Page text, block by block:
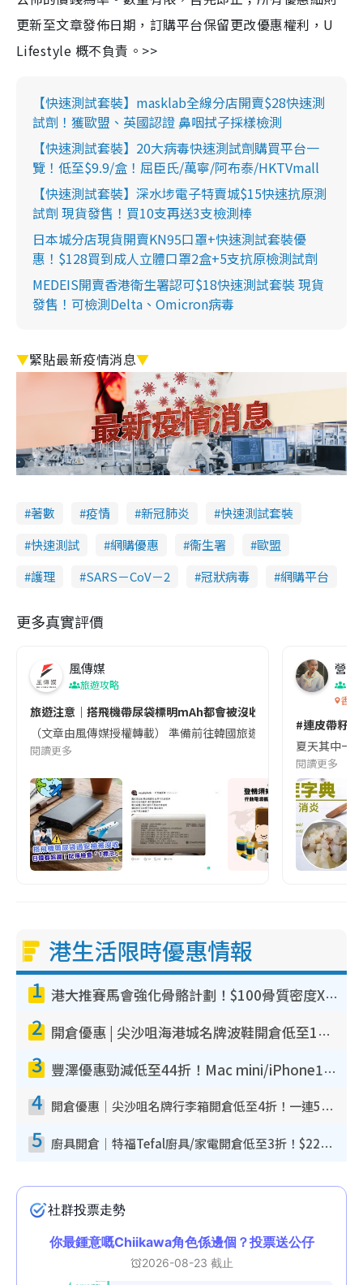
更新至文章發佈日期，訂購平台保留更改優惠權利，U
Lifestyle 概不負責。>>
【快速測試套裝】masklab全線分店開賣$28快速測
試劑！獲歐盟、英國認證 鼻咽拭子採樣檢測
【快速測試套裝】20大病毒快速測試劑購買平台一
覽！低至$9.9/盒！屈臣氏/萬寧/阿布泰/HKTVmall
【快速測試套裝】深水埗電子特賣城$15快速抗原測
試劑 現貨發售！買10支再送3支檢測棒
日本城分店現貨開賣KN95口罩+快速測試套裝優
惠！$128買到成人立體口罩2盒+5支抗原檢測試劑
MEDEIS開賣香港衛生署認可$18快速測試套裝 現貨
發售！可檢測Delta、Omicron病毒
▼緊貼最新疫情消息▼
著數 疫情 新冠肺炎
快速測試套裝
快速測試
網購優惠 衞生署
歐盟
護理
SARS－CoV－2 冠狀病毒 網購平台
更多真實評價
風傳媒
旅遊攻略
旅遊注意｜搭飛機帶尿袋標明mAh都會被沒收😱出發前切記檢查
（文章由風傳媒授權轉載） 準備前往韓國旅遊的民眾，近期要
閱讀更多
營養
香港
#連皮帶籽
夏天其中一
閱讀更多
港生活限時優惠情報
1 港大推賽馬會強化骨骼計劃！$100骨質密度X光檢查 完成免費運動訓練送超市禮券！附參加資格
2 開倉優惠 | 尖沙咀海港城名牌波鞋開倉低至1折！On鞋$899起／Joy&Peace鞋履$98起
3 豐澤優惠勁減低至44折！Mac mini/iPhone17Pro大減價！廚房家電$220起
4 開倉優惠｜尖沙咀名牌行李箱開倉低至4折！一連5日 American Tourister/ace./Hallmark $200起！
5 廚具開倉｜特福Tefal廚具/家電開倉低至3折！$220起買平底鍋/炒鑊/湯煲！電飯煲/吸塵機/燙斗$418起